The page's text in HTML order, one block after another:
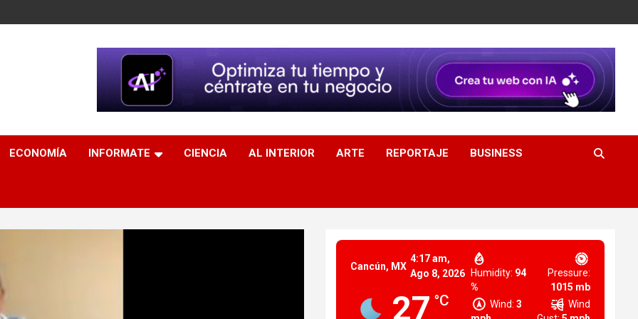
ECONOMÍA INFORMATE CIENCIA AL INTERIOR ARTE REPORTAJE BUSINESS
Cancún, MX
4:17 am,
Ago 8, 2026
27 °C
Humidity: 94
%
Pressure:
1015 mb
Wind: 3
Wind